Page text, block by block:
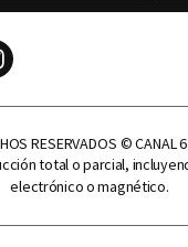
Instagram
RESERVADOS © CANAL
total o parcial,
electrónico o magnético.